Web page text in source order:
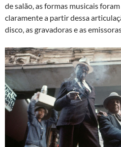
de salão, as formas musicais
claramente a partir dessa
disco, as gravadoras e as